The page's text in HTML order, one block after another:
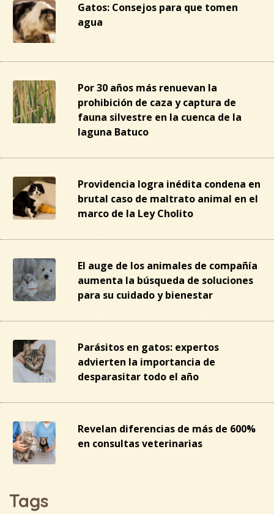
Gatos: Consejos para que tomen
agua
Por 30 años más renuevan la
prohibición de caza y captura de
fauna silvestre en la cuenca de la
laguna Batuco
Providencia logra inédita condena en
brutal caso de maltrato animal en el
marco de la Ley Cholito
El auge de los animales de compañía
aumenta la búsqueda de soluciones
para su cuidado y bienestar
Parásitos en gatos: expertos
advierten la importancia de
desparasitar todo el año
Revelan diferencias de más de 600%
en consultas veterinarias
Tags